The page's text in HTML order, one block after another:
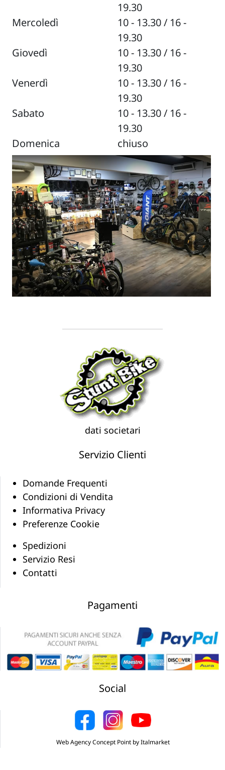
19.30
Mercoledì
10 - 13.30 / 16 -
19.30
Giovedì
10 - 13.30 / 16 -
19.30
Venerdì
10 - 13.30 / 16 -
19.30
Sabato
10 - 13.30 / 16 -
19.30
Domenica
chiuso
dati societari
Servizio Clienti
Domande Frequenti
Condizioni di Vendita
Informativa Privacy
Preferenze Cookie
Spedizioni
Servizio Resi
Contatti
Pagamenti
Social
Web Agency Concept Point by Italmarket